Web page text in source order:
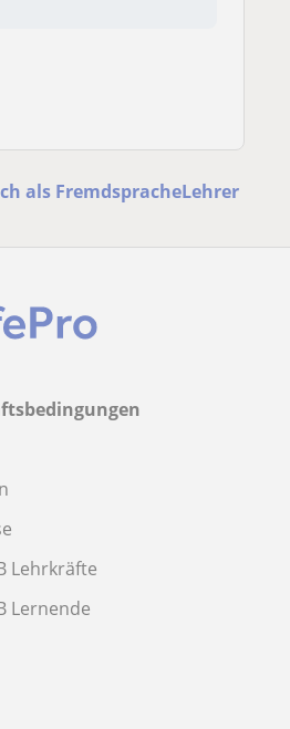
als FremdspracheLehrer
Lehrkräfte
Lernende